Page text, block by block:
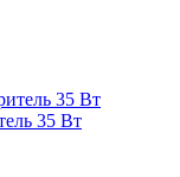
35 Вт